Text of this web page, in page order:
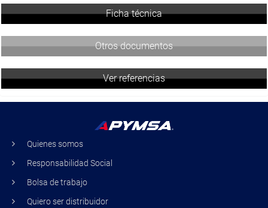
Ficha técnica
Otros documentos
Ver referencias
Quienes somos
Responsabilidad Social
Bolsa de trabajo
Quiero ser distribuidor